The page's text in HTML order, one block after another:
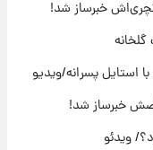
شیوه خاتمی/ویدیو
شهید روی آنتن زنده
خبرساز شد!
استایل پسرانه/ویدیو
خبرساز شد!
ویدئو